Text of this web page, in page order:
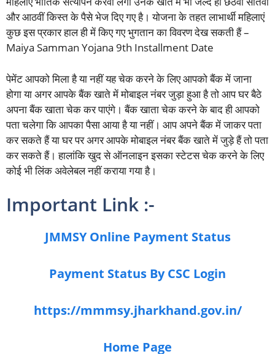
और आठवीं किस्त के पैसे भेज दिए गए है। योजना के तहत लाभार्थी महिलाएं
कुछ इस प्रकार हाल ही में किए गए भुगतान का विवरण देख सकती हैं –
Maiya Samman Yojana 9th Installment Date
पेमेंट आपको मिला है या नहीं यह चेक करने के लिए आपको बैंक में जाना
होगा या अगर आपके बैंक खाते में मोबाइल नंबर जुड़ा हुआ है तो आप घर बैठे
अपना बैंक खाता चेक कर पाएंगे। बैंक खाता चेक करने के बाद ही आपको
पता चलेगा कि आपका पैसा आया है या नहीं। आप अपने बैंक में जाकर पता
कर सकते हैं या घर पर अगर आपके मोबाइल नंबर बैंक खाते में जुड़े हैं तो पता
कर सकते हैं। हालांकि खुद से ऑनलाइन इसका स्टेटस चेक करने के लिए
कोई भी लिंक अवेलेबल नहीं कराया गया है।
Important Link :-
JMMSY Online Payment Status
Payment Status By CSC Login
https://mmmsy.jharkhand.gov.in/
Home Page